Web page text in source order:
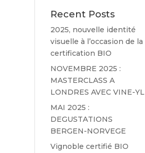
Recent Posts
2025, nouvelle identité
visuelle à l’occasion de la
certification BIO
NOVEMBRE 2025 :
MASTERCLASS A
LONDRES AVEC VINE-YL
MAI 2025 :
DEGUSTATIONS
BERGEN-NORVEGE
Vignoble certifié BIO